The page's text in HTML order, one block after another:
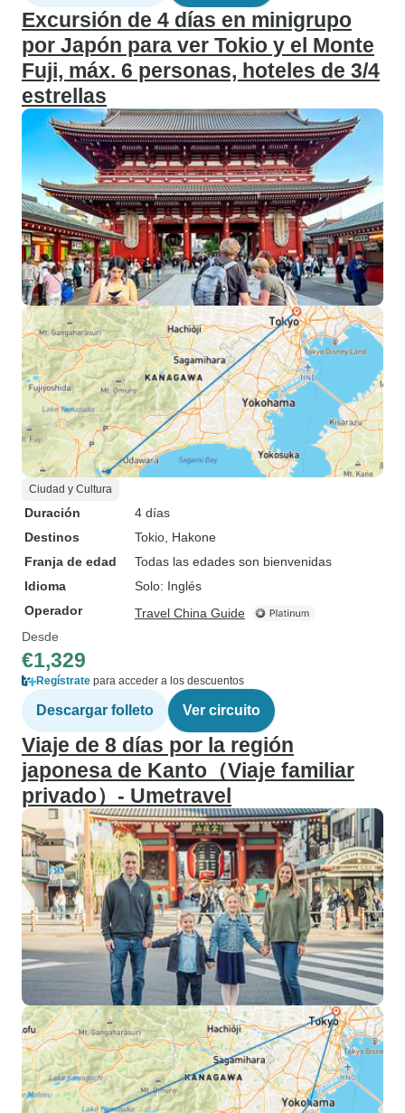
Excursión de 4 días en minigrupo
por Japón para ver Tokio y el Monte
Fuji, máx. 6 personas, hoteles de 3/4
estrellas
Ciudad y Cultura
Duración
4 días
Destinos
Tokio , Hakone
Franja de edad
Todas las edades son bienvenidas
Idioma
Solo: Inglés
Operador
Travel China Guide
Desde
€1,329
Regístrate para acceder a los descuentos
Descargar folleto Ver circuito
Viaje de 8 días por la región
japonesa de Kanto（Viaje familiar
privado）- Umetravel